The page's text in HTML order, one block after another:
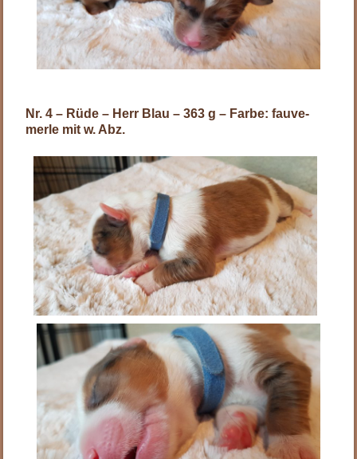
Nr. 4 – Rüde – Herr Blau – 363 g – Farbe: fauve-
merle mit w. Abz.